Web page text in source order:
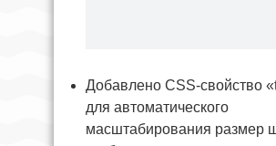
Добавлено CSS-свойство
для автоматического
масштабирования размер